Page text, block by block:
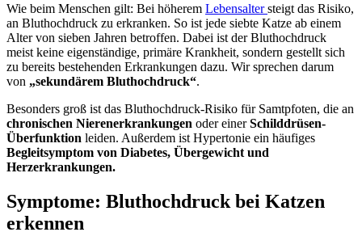
Wie beim Menschen gilt: Bei höherem Lebensaltersteigt das Risiko,
an Bluthochdruck zu erkranken. So ist jede siebte Katze ab einem
Alter von sieben Jahren betroffen. Dabei ist der Bluthochdruck
meist keine eigenständige, primäre Krankheit, sondern gestellt sich
zu bereits bestehenden Erkrankungen dazu. Wir sprechen darum
von „sekundärem Bluthochdruck“.
Besonders groß ist das Bluthochdruck-Risiko für Samtpfoten, die an
chronischen Nierenerkrankungen oder einerSchilddrüsen-
Überfunktion leiden. Außerdem ist Hypertonie ein häufiges
Begleitsymptom von Diabetes, Übergewicht und
Herzerkrankungen.
Symptome: Bluthochdruck bei Katzen
erkennen